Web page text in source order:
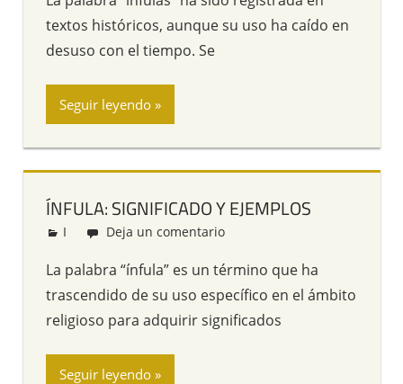
textos históricos, aunque su uso ha caído en
desuso con el tiempo. Se
Seguir leyendo
ÍNFULA: SIGNIFICADO Y EJEMPLOS
Redacción
I Deja un comentario
La palabra “ínfula” es un término que ha
trascendido de su uso específico en el ámbito
religioso para adquirir significados
Seguir leyendo